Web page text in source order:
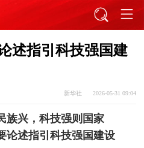
述指引科技强国建
新华社 2026-05-31 09:04
族兴，科技强则国家
述指引科技强国建设